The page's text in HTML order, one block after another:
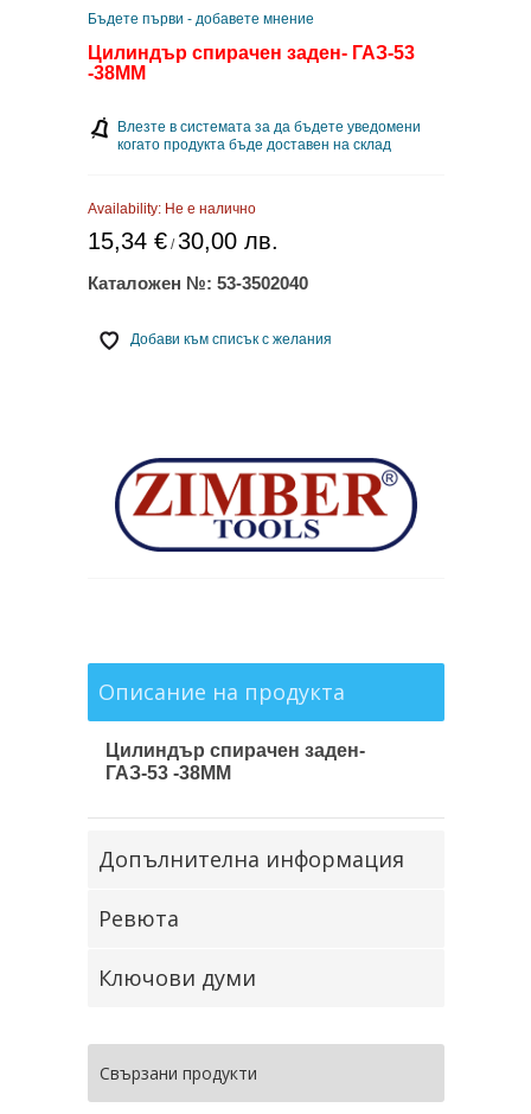
Бъдете първи - добавете мнение
Цилиндър спирачен заден- ГАЗ-53
-38ММ
Влезте в системата за да бъдете уведомени
когато продукта бъде доставен на склад
Availability: Не е налично
15,34 €/30,00 лв.
Каталожен №: 53-3502040
Добави към списък с желания
Описание на продукта
Цилиндър спирачен заден-
ГАЗ-53 -38ММ
Допълнителна информация
Ревюта
Ключови думи
Свързани продукти